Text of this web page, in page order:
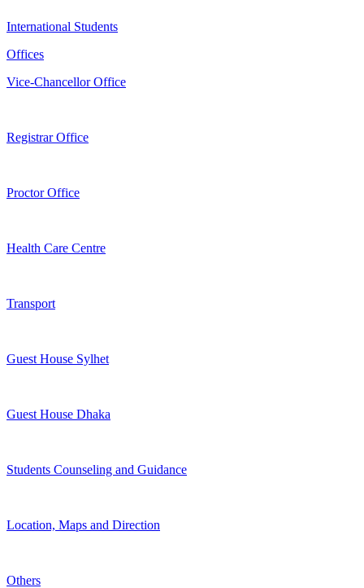
International Students
Offices
Vice-Chancellor Office
Registrar Office
Proctor Office
Health Care Centre
Transport
Guest House Sylhet
Guest House Dhaka
Students Counseling and Guidance
Location, Maps and Direction
Others